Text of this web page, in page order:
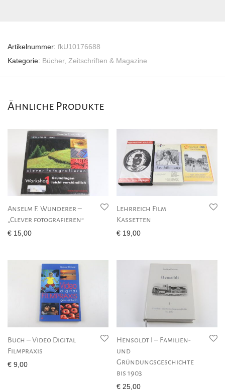
Artikelnummer: fkU10176688
Kategorie: Bücher, Zeitschriften & Magazine
Ähnliche Produkte
Anselm F. Wunderer –
„Clever fotografieren“
€ 15,00
Lehrreich Film
Kassetten
€ 19,00
Buch – Video Digital
Filmpraxis
€ 9,00
Hensoldt I – Familien-
und
Gründungsgeschichte
bis 1903
€ 25,00